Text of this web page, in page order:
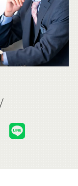
フォロー
オ